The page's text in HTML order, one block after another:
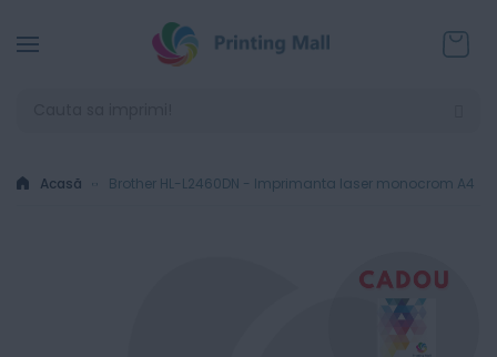
Acasă Brother HL-L2460DN - Imprimanta laser monocrom A4